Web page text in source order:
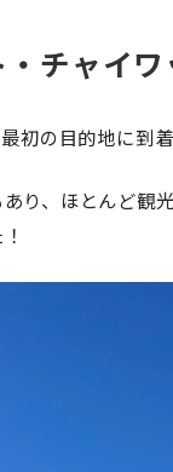
・チャイ
初の目的地に到
り、ほとんど観